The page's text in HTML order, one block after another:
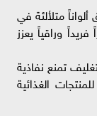
متلألئة في
وراقياً يعزز
تمنع نفاذية
الغذائية